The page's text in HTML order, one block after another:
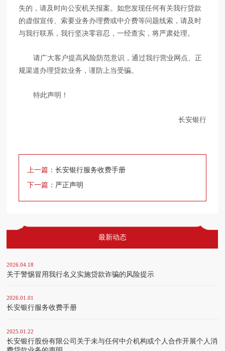
失的，请及时向公安机关报案。如您发现任何有关我行贷款
的虚假宣传、索要业务办理费或中介费等问题线索，请及时
与我行联系，我行坚决零容忍，一经查实，将严肃处理。
请广大客户提高风险防范意识，通过我行营业网点、正
规渠道办理贷款业务，谨防上当受骗。
特此声明！
长安银行
上一篇：长安银行服务收费手册
下一篇： 严正声明
最新动态
2026.04.18
关于警惕冒用我行名义实施贷款诈骗的风险提示
2026.01.01
长安银行服务收费手册
2025.01.22
长安银行股份有限公司关于未与任何中介机构或个人合作开展个人消